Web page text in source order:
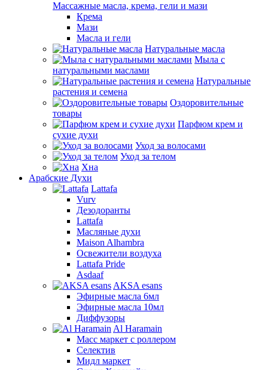
Массажные масла, крема, гели и мази
Крема
Мази
Масла и гели
Натуральные масла
Мыла с
натуральными маслами
Натуральные
растения и семена
Оздоровительные
товары
Парфюм крем и
сухие духи
Уход за волосами
Уход за телом
Хна
Арабские Духи
Lattafa
Vurv
Дезодоранты
Lattafa
Масляные духи
Maison Alhambra
Освежители воздуха
Lattafa Pride
Asdaaf
AKSA esans
Эфирные масла 6мл
Эфирные масла 10мл
Диффузоры
Al Haramain
Масс маркет с роллером
Селектив
Мидл маркет